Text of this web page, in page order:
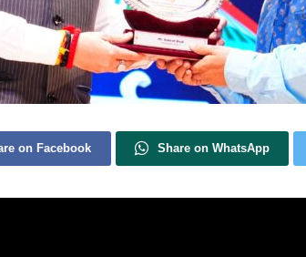
on Facebook Share on WhatsApp